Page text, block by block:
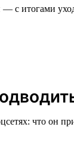
с итогами
что он